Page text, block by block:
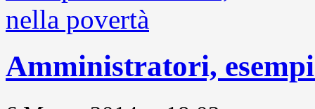
Amministratori,